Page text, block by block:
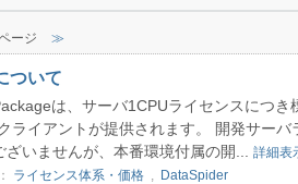
ージ ≫
ついて
は、サーバ1CPUライセンスにつき
ライアントが提供されます。 開発サーバ
いませんが、本番環境付属の開...
詳細表
ライセンス体系・価格 , DataSpider